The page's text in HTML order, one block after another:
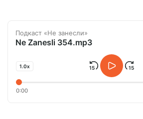
Подкаст «Не занесли»
Ne Zanesli 354.mp3
1.0x
0:00